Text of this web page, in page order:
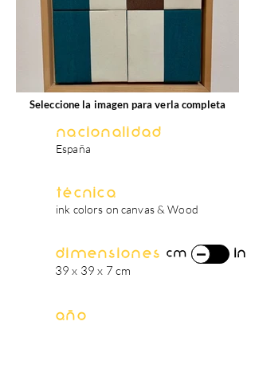
Seleccione la imagen para verla completa
Nacionalidad
España
Técnica
ink colors on canvas & Wood
Dimensiones
39 x 39 x 7 cm
cm in
Año